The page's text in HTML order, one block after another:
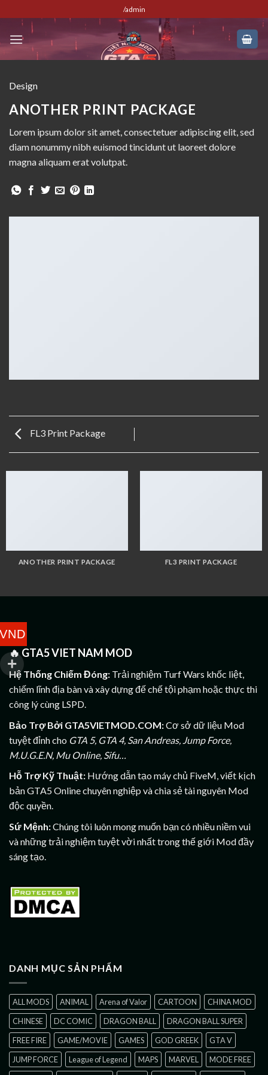
to
content
/admin
Design
ANOTHER PRINT PACKAGE
Lorem ipsum dolor sit amet, consectetuer adipiscing elit, sed
diam nonummy nibh euismod tincidunt ut laoreet dolore
magna aliquam erat volutpat.
FL3 Print Package
ANOTHER PRINT PACKAGE FL3 PRINT PACKAGE
🔥GTA5 VIET NAM MOD
Hệ Thống Chiếm Đóng: Trải nghiệm Turf Wars khốc liệt,
chiếm lĩnh địa bàn và xây dựng đế chế tội phạm hoặc thực thi
công lý cùng LSPD.
Bảo Trợ Bởi GTA5VIETMOD.COM:Cơ sở dữ liệu Mod
tuyệt đỉnh cho GTA 5, GTA 4, San Andreas, Jump Force,
M.U.G.E.N, Mu Online, Sifu…
Hỗ Trợ Kỹ Thuật: Hướng dẫn tạo máy chủ FiveM, viết kịch
bản GTA5 Online chuyên nghiệp và chia sẻ tài nguyên Mod
độc quyền.
Sứ Mệnh:Chúng tôi luôn mong muốn bạn có nhiều niềm vui
và những trải nghiệm tuyệt vời nhất trong thế giới Mod đầy
sáng tạo.
DANH MỤC SẢN PHẨM
ALL MODS ANIMAL Arena of Valor CARTOON
CHINA MOD
CHINESE
DC COMIC DRAGON BALL
DRAGON BALL SUPER
FREE FIRE
GAME/MOVIE GAMES GOD GREEK
GTA V
JUMP FORCE
League of Legend MAPS MARVEL
MODE FREE
VND